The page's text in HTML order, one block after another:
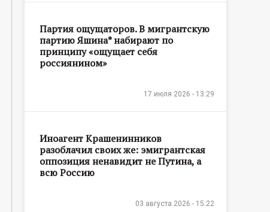
Партия ощущаторов. В мигрантскую
партию Яшина* набирают по
принципу «ощущает себя
россиянином»
17 июля 2026 - 13:29
Иноагент Крашенинников
разоблачил своих же: эмигрантская
оппозиция ненавидит не Путина, а
всю Россию
03 августа 2026 - 15:22